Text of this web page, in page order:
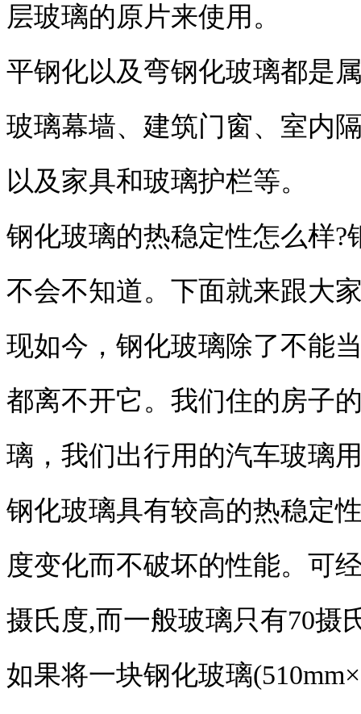
层玻璃的原片来使用。
平钢化以及弯钢化玻璃都是
玻璃幕墙、建筑门窗、室内
以及家具和玻璃护栏等。
钢化玻璃的热稳定性怎么样
不会不知道。下面就来跟大
现如今，钢化玻璃除了不能
都离不开它。我们住的房子
璃，我们出行用的汽车玻璃
钢化玻璃具有较高的热稳定
度变化而不破坏的性能。可
摄氏度,而一般玻璃只有70摄
如果将一块钢化玻璃